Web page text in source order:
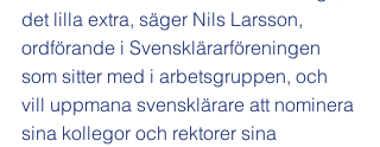
det lilla extra, säger Nils Larsson,
ordförande i Svensklärarföreningen
som sitter med i arbetsgruppen, och
vill uppmana svensklärare att nominera
sina kollegor och rektorer sina